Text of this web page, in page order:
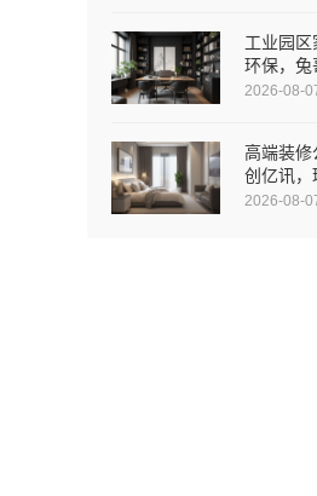
工业园区
环保，兔
2026-08-
高端装修
创亿讯，
2026-08-